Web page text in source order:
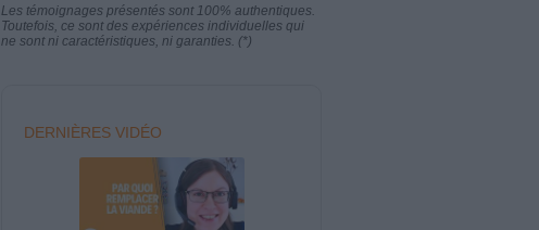
Les témoignages présentés sont 100% authentiques.
Toutefois, ce sont des expériences individuelles qui
ne sont ni caractéristiques, ni garanties. (*)
DERNIÈRES VIDÉO